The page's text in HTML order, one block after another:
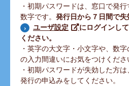
・初期パスワードは、窓口で発
数字です。 発行日から７日間で
ユーザ設定
にログインし
ください。
・英字の大文字・小文字や、数
の入力間違いにお気をつけくださ
・初期パスワードが失効した方
発行の申込みをしてください。